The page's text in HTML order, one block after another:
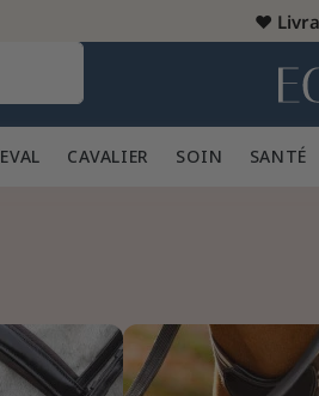
♥️
🐎 CAVALIER 👕 SOIN 🪮 SANTÉ